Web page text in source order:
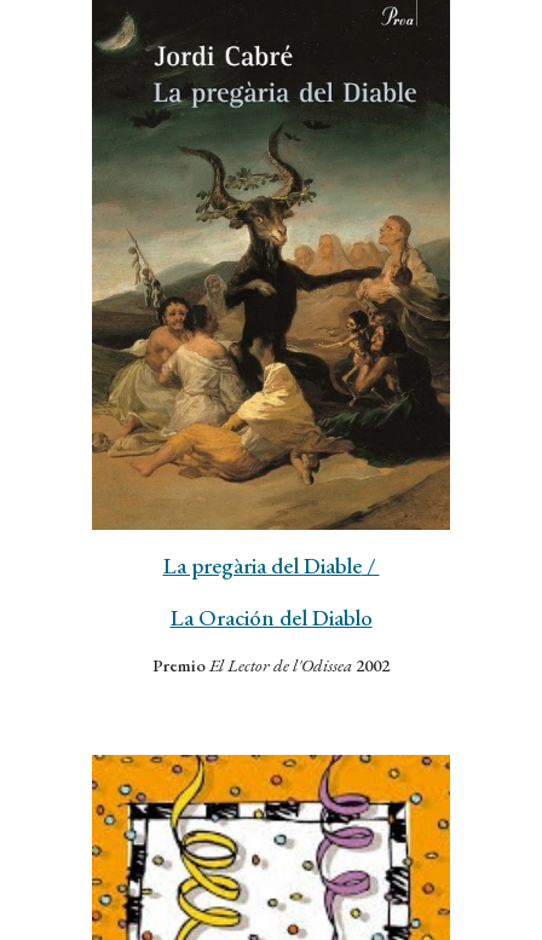
La pregària del Diable/
La Oración del Diablo
PremioEl Lector de l'Odissea 2002